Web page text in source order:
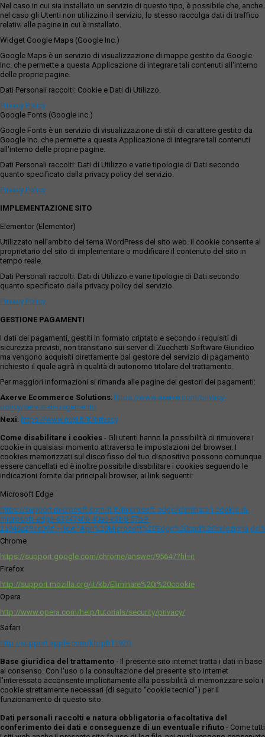
Nel caso in cui sia installato un servizio di questo tipo, è possibile che, anche
nel caso gli Utenti non utilizzino il servizio, lo stesso raccolga dati di traffico
relativi alle pagine in cui è installato.
Widget Google Maps (Google Inc.)
Google Maps è un servizio di visualizzazione di mappe gestito da Google
Inc. che permette a questa Applicazione di integrare tali contenuti all'interno
delle proprie pagine.
Dati Personali raccolti: Cookie e Dati di Utilizzo.
Privacy Policy
Google Fonts (Google Inc.)
Google Fonts è un servizio di visualizzazione di stili di carattere gestito da
Google Inc. che permette a questa Applicazione di integrare tali contenuti
all'interno delle proprie pagine.
Dati Personali raccolti: Dati di Utilizzo e varie tipologie di Dati secondo
quanto specificato dalla privacy policy del servizio.
Privacy Policy
IMPLEMENTAZIONE SITO
Elementor (Elementor)
Utilizzato nell'ambito del tema WordPress del sito web. Il cookie consente al
proprietario del sito di implementare o modificare il contenuto del sito in
tempo reale.
Dati Personali raccolti: Dati di Utilizzo e varie tipologie di Dati secondo
quanto specificato dalla privacy policy del servizio.
Privacy Policy
GESTIONE PAGAMENTI
I dati dei pagamenti, gestiti in formato criptato e secondo i requisiti di
sicurezza previsti, non transitano sui server di Zucchetti Software Giuridico
ma vengono acquisiti direttamente dal gestore del servizio di pagamento
richiesto il quale agirà in qualità di autonomo titolare del trattamento.
Per maggiori informazioni si rimanda alle pagine dei gestori dei pagamenti:
Axerve Ecommerce Solutions: https://www.axerve.com/privacy-
policy/servizi-di-pagamento
Nexi: https://www.nexi.it/it/privacy
Come disabilitare i cookies - Gli utenti hanno la possibilità di rimuovere i
cookie in qualsiasi momento attraverso le impostazioni del browser. I
cookies memorizzati sul disco fisso del tuo dispositivo possono comunque
essere cancellati ed è inoltre possibile disabilitare i cookies seguendo le
indicazioni fornite dai principali browser, ai link seguenti:
Microsoft Edge
https://support.microsoft.com/it-it/microsoft-edge/eliminare-i-cookie-in-
microsoft-edge-63947406-40ac-c3b8-57b9-
Chrome
https://support.google.com/chrome/answer/95647?hl=it
Firefox
http://support.mozilla.org/it/kb/Eliminare%20i%20cookie
Opera
http://www.opera.com/help/tutorials/security/privacy/
Safari
http://support.apple.com/kb/ph11920
Base giuridica del trattamento - Il presente sito internet tratta i dati in base
al consenso. Con l'uso o la consultazione del presente sito internet
l’interessato acconsente implicitamente alla possibilità di memorizzare solo i
cookie strettamente necessari (di seguito “cookie tecnici”) per il
funzionamento di questo sito.
Dati personali raccolti e natura obbligatoria o facoltativa del
conferimento dei dati e conseguenze di un eventuale rifiuto - Come tutti